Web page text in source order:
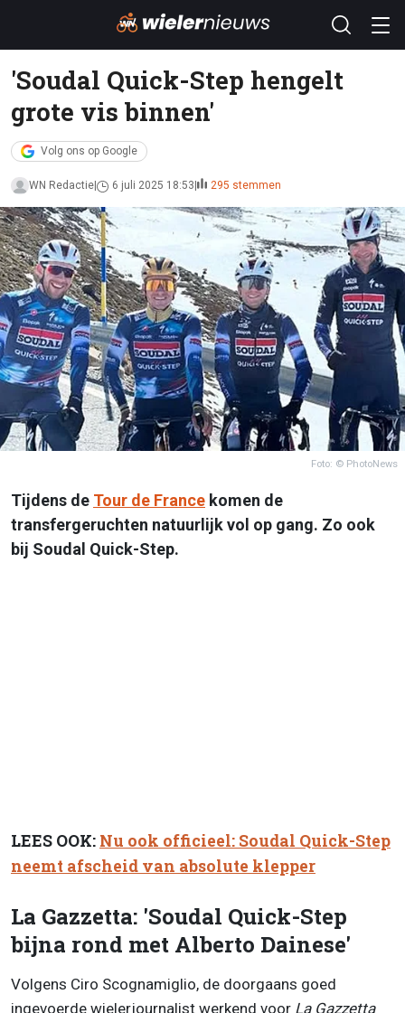
'Soudal Quick-Step hengelt
grote vis binnen'
Volg ons op Google
WN Redactie 6 juli 2025 18:53 295 stemmen
Foto: © PhotoNews
Tijdens de Tour de France komen de
transfergeruchten natuurlijk vol op gang. Zo ook
bij Soudal Quick-Step.
LEES OOK: Nu ook officieel: Soudal Quick-Step
neemt afscheid van absolute klepper
La Gazzetta: 'Soudal Quick-Step
bijna rond met Alberto Dainese'
Volgens Ciro Scognamiglio, de doorgaans goed
ingevoerde wielerjournalist werkend voor La Gazzetta